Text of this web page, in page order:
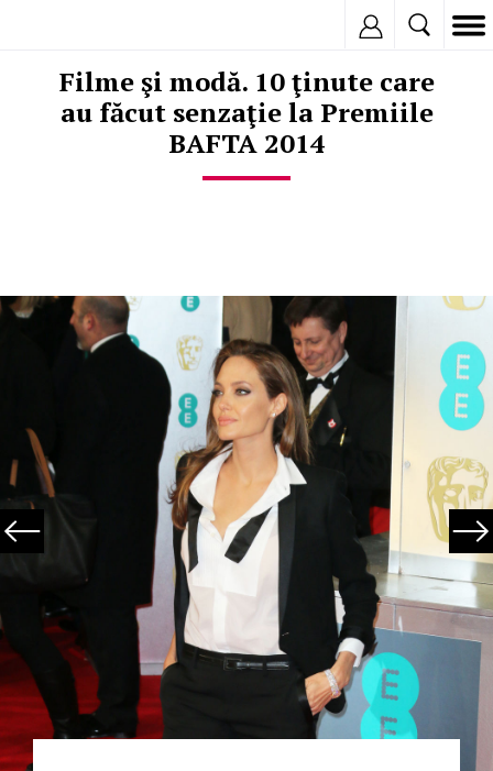
Filme şi modă. 10 ţinute care
au făcut senzaţie la Premiile
BAFTA 2014